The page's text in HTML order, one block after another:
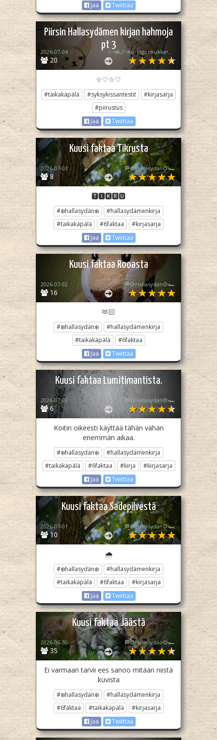
Jaa
Twiittaa
Piirsin Hallasydämen kirjan hahmoja
pt 3
20
2026-07-04 ☆~🪷🌌•Auringonkukka•🌠💧~☆
☆♡☆♡
#taikakäpälä #syksykissantestit
#kirjasarja
#piirustus
Jaa
Twiittaa
Kuusi faktaa Tikrusta
8
2026-07-03 🏁🌻Hallasydän🌻🏎️
🆃🅸🅺🆁🆄
#❄️hallasydän❄️
#hallasydämenkirja
#taikakäpälä
#6faktaa
#kirjasarja
Jaa
Twiittaa
Kuusi faktaa Rooasta
16
2026-07-02 🏁🌻Hallasydän🌻🏎️
🫶🏻
#❄️hallasydän❄️
#hallasydämenkirja
#taikakäpälä
#6faktaa
Jaa
Twiittaa
Kuusi faktaa Lumitimantista.
6
2026-07-02 🏁🌻Hallasydän🌻🏎️
Koitin oikeesti käyttää tähän vähän
enemmän aikaa.
#❄️hallasydän❄️
#hallasydämenkirja
#taikakäpälä
#6faktaa #kirja
#kirjasarja
Jaa
Twiittaa
Kuusi faktaa Sadepilvestä
10
2026-07-01 🏁🌻Hallasydän🌻🏎️
🌧️
#❄️hallasydän❄️
#hallasydämenkirja
#taikakäpälä
#6faktaa
#kirjasarja
Jaa
Twiittaa
Kuusi faktaa Jäästä
35
2026-06-30 🏁🌻Hallasydän🌻🏎️
Ei varmaan tarvii ees sanoo mitään niistä
kuvista
#❄️hallasydän❄️
#hallasydämenkirja
#6faktaa
#taikakäpälä
#kirjasarja
Jaa
Twiittaa